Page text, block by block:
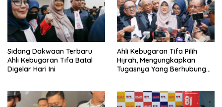
Sidang Dakwaan Terbaru
Ahli Kebugaran Tifa Batal
Digelar Hari Ini
Ahli Kebugaran Tifa Pilih
Hijrah, Mengungkapkan
Tugasnya Yang Berhubungan